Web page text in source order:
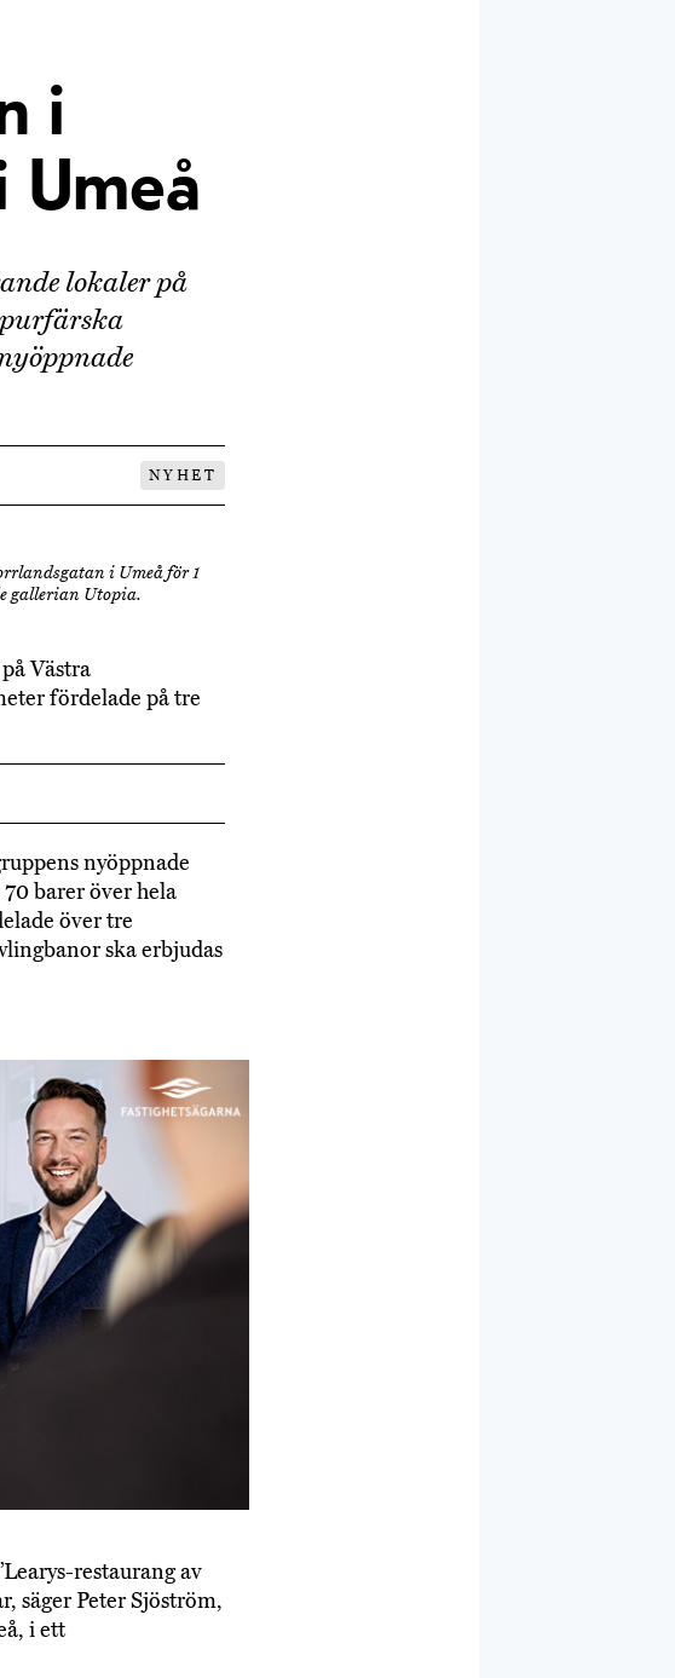
i
Umeå
lokaler på
NYHET
i Umeå för 1
gallerian Utopia.
Västra
fördelade på tre
nyöppnade
barer över hela
över tre
ska erbjudas
restaurang av
säger Peter Sjöström,
i ett